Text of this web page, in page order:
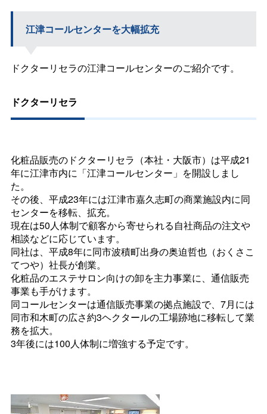
江津コールセンターを大幅拡充
ドクターリセラの江津コールセンターのご紹介です。
ドクターリセラ
化粧品販売のドクターリセラ（本社・大阪市）は平成21
年に江津市内に「江津コールセンター」を開設しまし
た。
その後、平成23年には江津市嘉久志町の商業施設内に同
センターを移転、拡充。
現在は50人体制で顧客から寄せられる自社商品の注文や
相談などに応じています。
同社は、平成8年に同市波積町出身の奥迫哲也（おくさこ
てつや）社長が創業。
化粧品のエステサロン向けの卸を主力事業に、通信販売
事業も手がけます。
同コールセンターは通信販売事業の拠点施設で、7月には
同市和木町の広さ約3ヘクタールの工場跡地に移転して業
務を拡大。
3年後には100人体制に増強する予定です。